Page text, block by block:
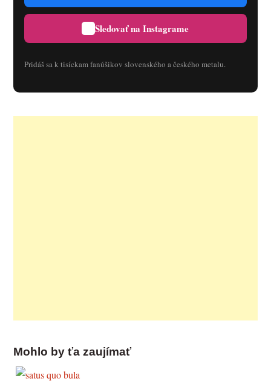
Sledovať na Instagrame
Pridáš sa k tisíckam fanúšikov slovenského a českého metalu.
Mohlo by ťa zaujímať